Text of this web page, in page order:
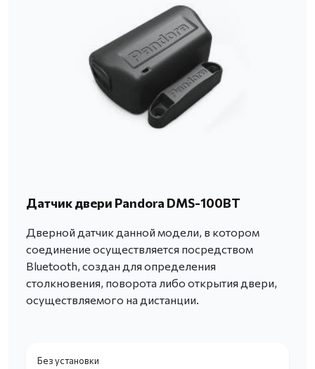
Датчик двери Pandora DMS-100BT
Дверной датчик данной модели, в котором
соединение осуществляется посредством
Bluetooth, создан для определения
столкновения, поворота либо открытия двери,
осуществляемого на дистанции.
Без установки